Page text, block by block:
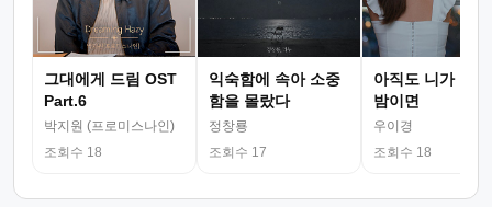
그대에게 드림 OST
Part.6
박지원 (프로미스나인)
조회수 18
익숙함에 속아 소중
함을 몰랐다
정창룡
조회수 17
아직도 니가 그
밤이면
우이경
조회수 18